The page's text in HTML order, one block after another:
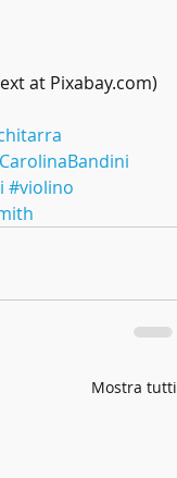
at Pixabay.com)
#violino
Mostra tutti